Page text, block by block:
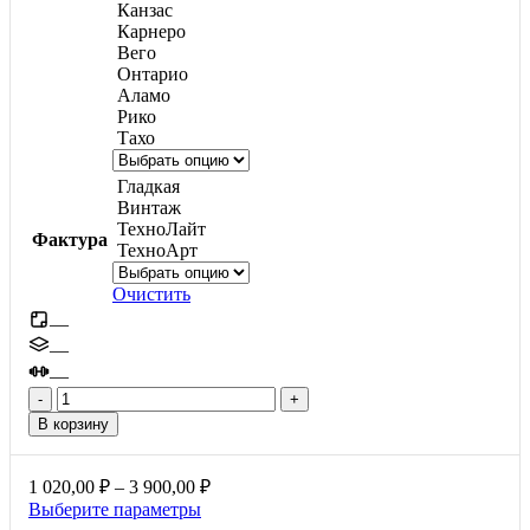
Канзас
Карнеро
Вего
Онтарио
Аламо
Рико
Тахо
Фактура
Гладкая
Винтаж
ТехноЛайт
ТехноАрт
Очистить
—
—
—
Количество
товара
Проспект,
60мм
В корзину
1 020,00 ₽ – 3 900,00 ₽Диапазон
Выберите параметрыЭтот